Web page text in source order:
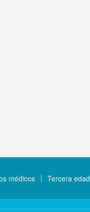
médicos Tercera edad